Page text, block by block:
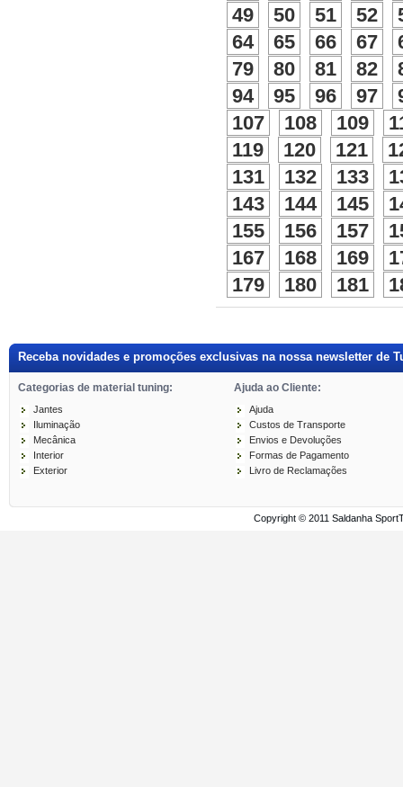
49
50 51 52
64
65 66 67
79
80 81 82
94
95 96 97
107
108 109
119
120 121
131
132 133
143
144 145
155
156 157
167
168 169
179
180 181
Receba novidades e promoções exclusivas na nossa newsletter de
Categorias de material tuning: Ajuda ao Cliente:
Jantes
Iluminação
Mecânica
Interior
Exterior
Ajuda
Custos de Transporte
Envios e Devoluções
Formas de Pagamento
Livro de Reclamações
Copyright © 2011 Saldanha